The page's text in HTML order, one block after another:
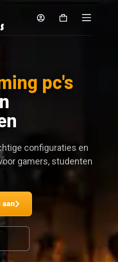
pc's
configuraties en
gamers, studenten